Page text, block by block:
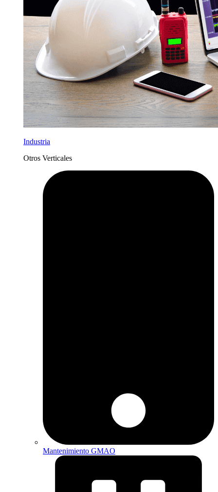
Industria
Otros Verticales
Mantenimiento GMAO